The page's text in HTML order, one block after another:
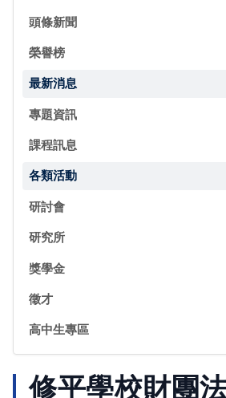
頭條新聞
榮譽榜
最新消息
專題資訊
課程訊息
各類活動
研討會
研究所
獎學金
徵才
高中生專區
修平學校財團